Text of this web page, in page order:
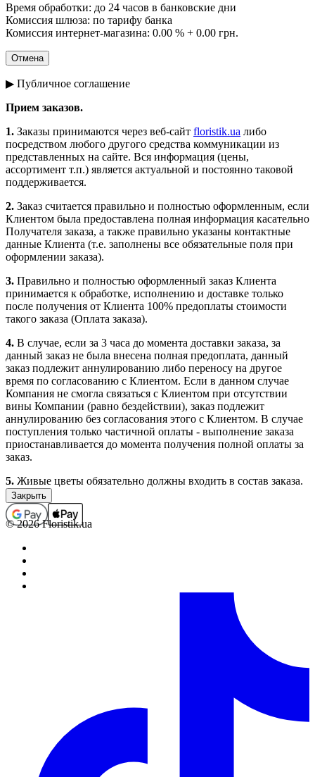
Время обработки: до 24 часов в банковские дни
Комиссия шлюза: по тарифу банка
Комиссия интернет-магазина: 0.00 % + 0.00 грн.
▶ Публичное соглашение
Прием заказов.
1. Заказы принимаются через веб-сайт floristik.ua либо
посредством любого другого средства коммуникации из
представленных на сайте. Вся информация (цены,
ассортимент т.п.) является актуальной и постоянно таковой
поддерживается.
2. Заказ считается правильно и полностью оформленным, если
Клиентом была предоставлена полная информация касательно
Получателя заказа, а также правильно указаны контактные
данные Клиента (т.е. заполнены все обязательные поля при
оформлении заказа).
3. Правильно и полностью оформленный заказ Клиента
принимается к обработке, исполнению и доставке только
после получения от Клиента 100% предоплаты стоимости
такого заказа (Оплата заказа).
4. В случае, если за 3 часа до момента доставки заказа, за
данный заказ не была внесена полная предоплата, данный
заказ подлежит аннулированию либо переносу на другое
время по согласованию с Клиентом. Если в данном случае
Компания не смогла связаться с Клиентом при отсутствии
вины Компании (равно бездействии), заказ подлежит
аннулированию без согласования этого с Клиентом. В случае
поступления только частичной оплаты - выполнение заказа
приостанавливается до момента получения полной оплаты за
заказ.
5. Живые цветы обязательно должны входить в состав заказа.
Заказы, которые не содержат в своем составе цветочной
продукции (срезанные живые и комнатные цветы), не
принимаются, а ошибочно принятые подлежат
аннулированию (с возвратом средств, если заказ был оплачен).
В отдельных случаях выполнение заказов, которые не
содержат в своем составе цветочной продукции, возможно
только по предварительному согласованию с менеджером.
Полностью оформленным и принятым к выполнению,
или выполнения находится заказ в данный момент времени.
Статусы заказов изменяются круглосуточно в
автоматическом режиме. В связи с большой нагрузкой,
статусы заказов на 14 февраля, 8 марта, 12 мая, новый год
изменяются в течение 48 часов с момента установленной даты
© 2026 Floristik.ua